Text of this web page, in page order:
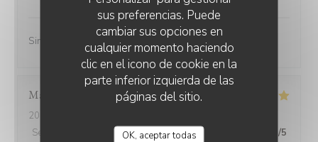
sus preferencias. Puede
cambiar sus opciones en
cualquier momento haciendo
clic en el icono de cookie en la
parte inferior izquierda de las
páginas del sitio.
OK, aceptar todas
Simplement parfait
Marianne
2026-06-26
Servicio
Ambiente: 5/5 Menú:5/5 Calidad / Precio /5